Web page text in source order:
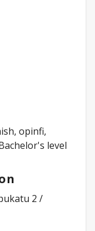
opinfi,
level
2 /